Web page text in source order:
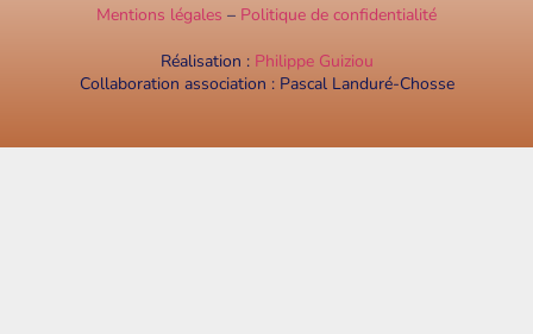
Mentions légales – Politique de confidentialité
Réalisation : Philippe Guiziou
Collaboration association : Pascal Landuré-Chosse